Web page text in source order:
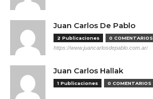
Juan Carlos De Pablo
2 Publicaciones 0 COMENTARIOS
https://www.juancarlosdepablo.com.ar/
Juan Carlos Hallak
1 Publicaciones 0 COMENTARIOS